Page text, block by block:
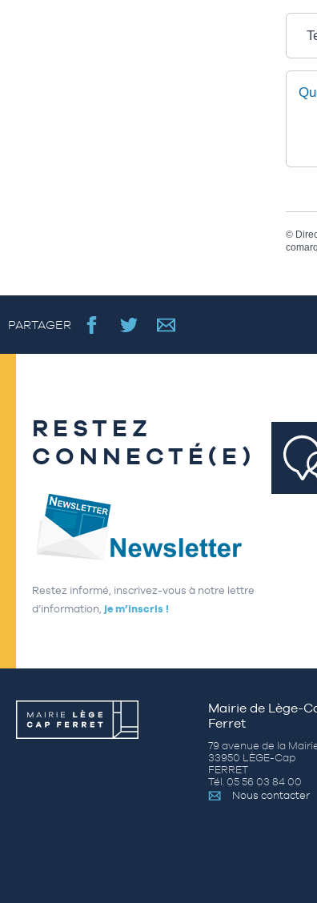
©
PARTAGER
RESTEZ
CONNECTÉ(E)
Restez informé, inscrivez-vous à notre lettre
d’information, je m’inscris !
Mairie de Lège-
Ferret
79 avenue de la
33950 LÈGE-Cap
FERRET
Tél. 05 56 03 84 00
Nous contacter